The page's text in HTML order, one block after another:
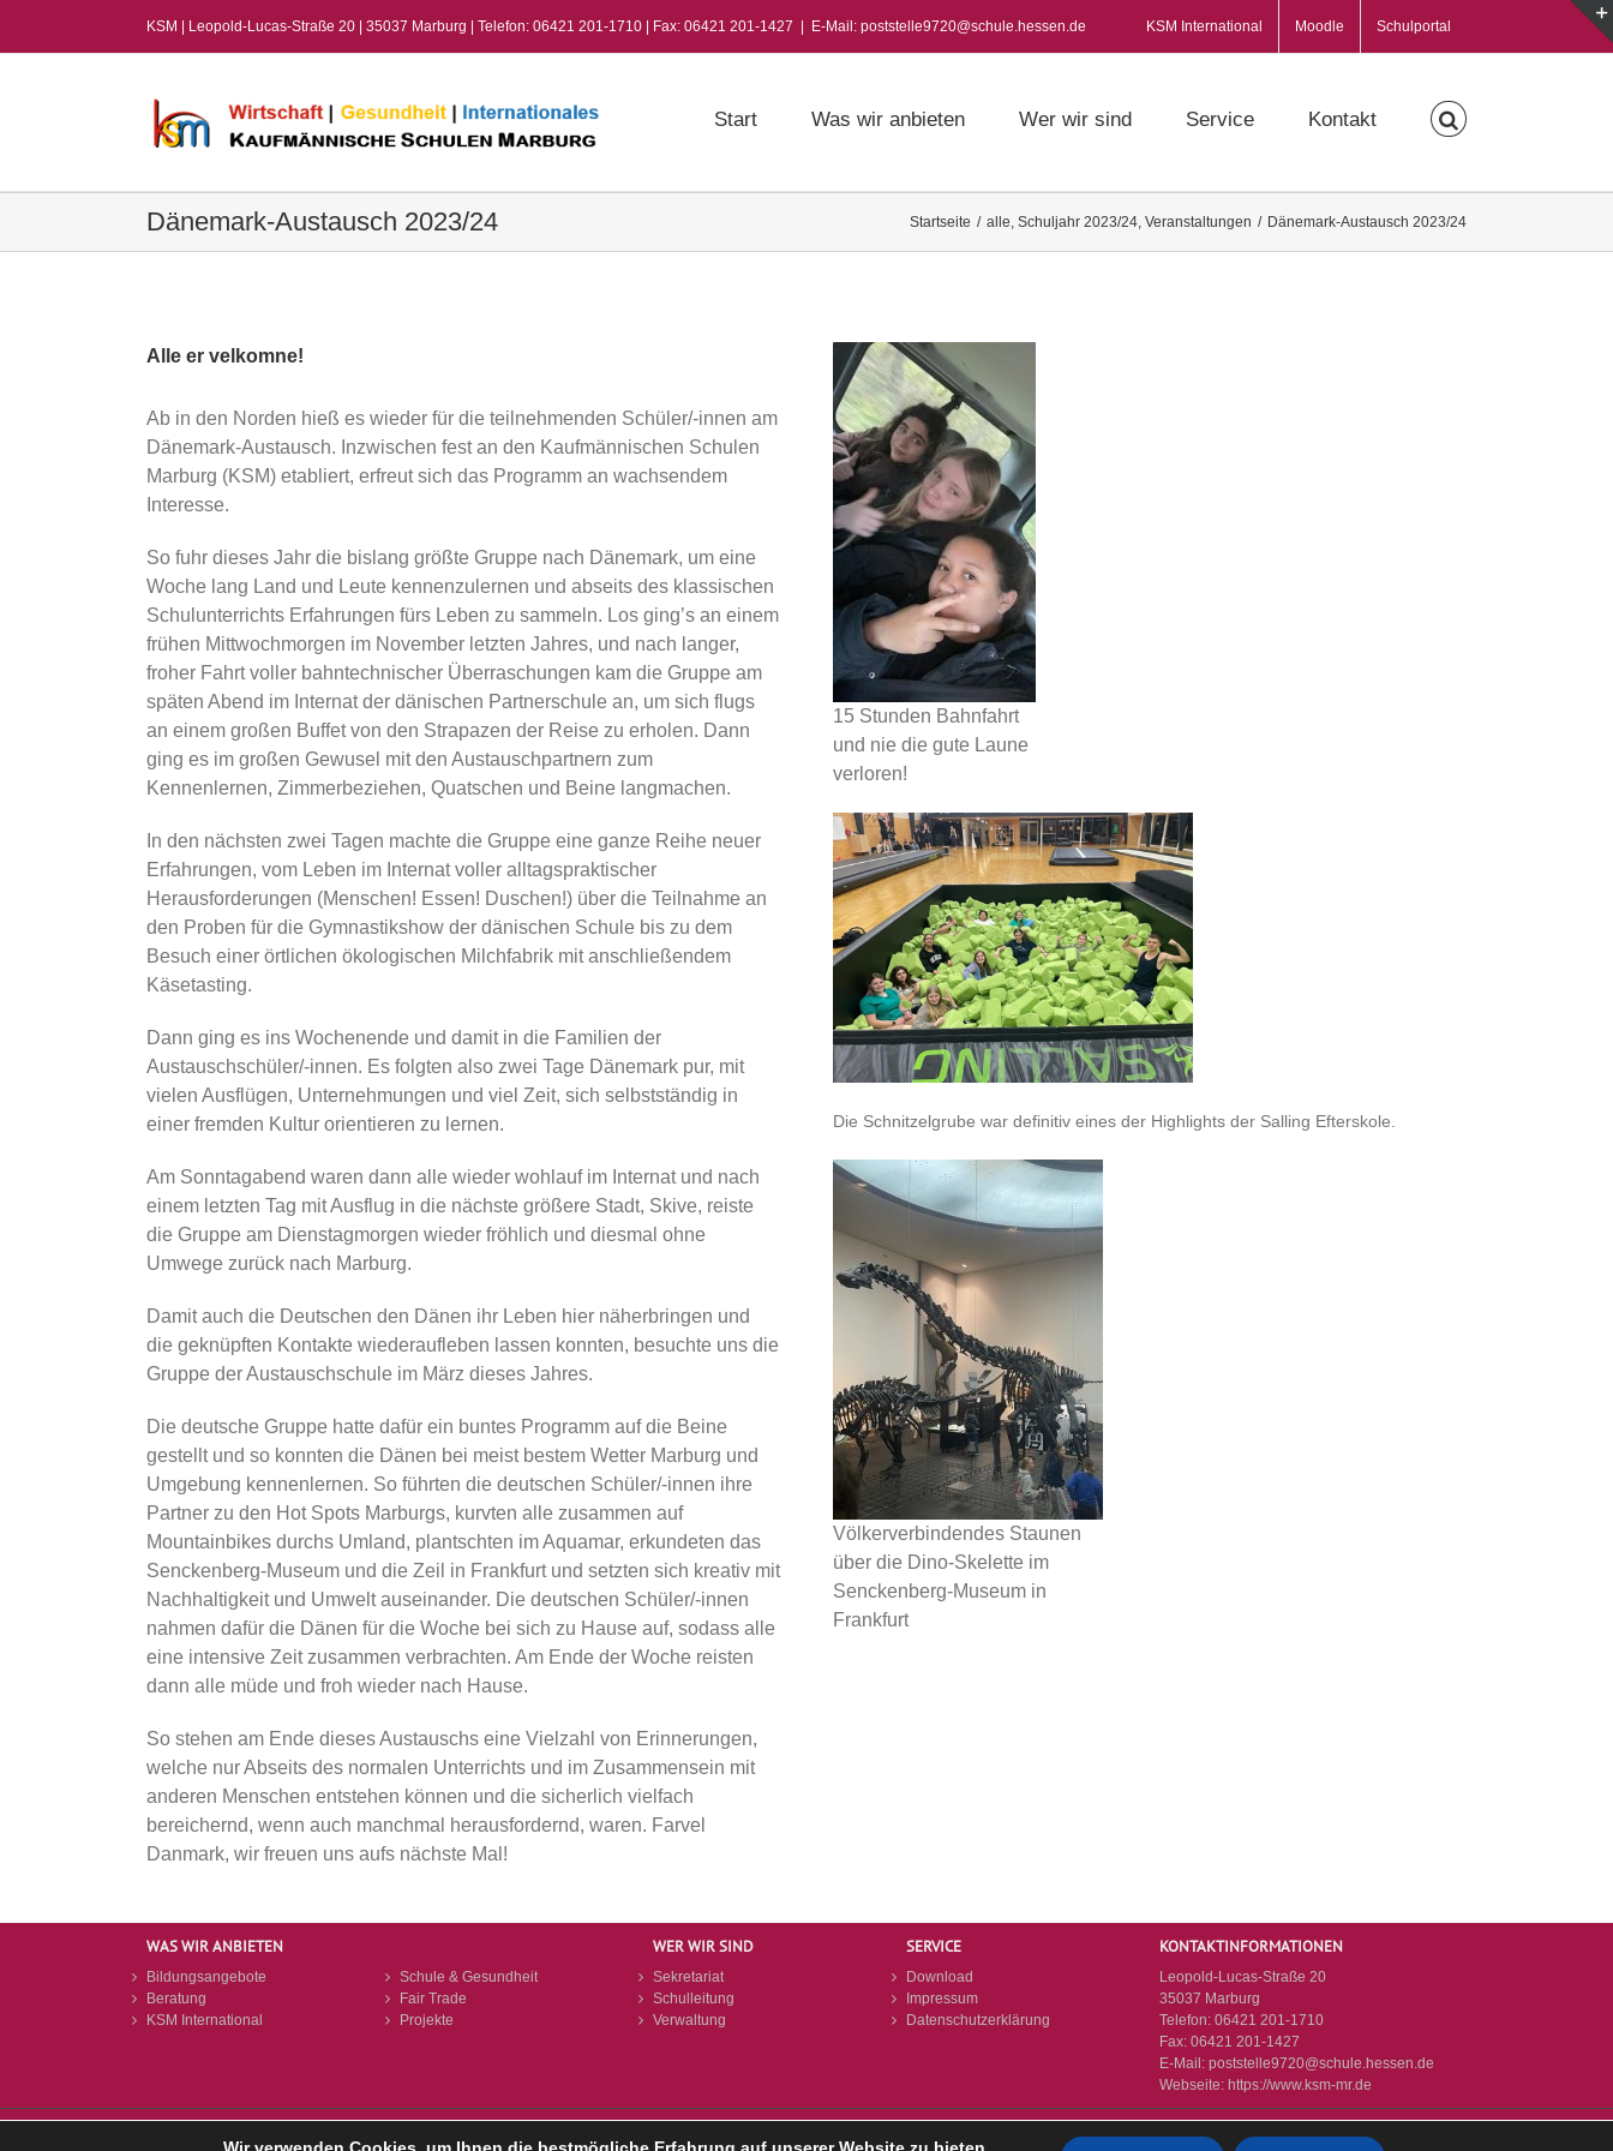
KSM | Leopold-Lucas-Straße 20 | 35037 Marburg | Telefon: 06421 201-1710 | Fax: 06421 201-1427 E-Mail: poststelle9720@schule.hessen.de KSM International Moodle Schulportal
Start Was wir anbieten Wer wir sind Service Kontakt
Dänemark-Austausch 2023/24 Startseite / alle, Schuljahr 2023/24, Veranstaltungen / Dänemark-Austausch 2023/24
Alle er velkomne!
Ab in den Norden hieß es wieder für die teilnehmenden Schüler/-innen am
Dänemark-Austausch. Inzwischen fest an den Kaufmännischen Schulen
Marburg (KSM) etabliert, erfreut sich das Programm an wachsendem
Interesse.
So fuhr dieses Jahr die bislang größte Gruppe nach Dänemark, um eine
Woche lang Land und Leute kennenzulernen und abseits des klassischen
Schulunterrichts Erfahrungen fürs Leben zu sammeln. Los ging’s an einem
frühen Mittwochmorgen im November letzten Jahres, und nach langer,
froher Fahrt voller bahntechnischer Überraschungen kam die Gruppe am
späten Abend im Internat der dänischen Partnerschule an, um sich flugs
an einem großen Buffet von den Strapazen der Reise zu erholen. Dann
ging es im großen Gewusel mit den Austauschpartnern zum
Kennenlernen, Zimmerbeziehen, Quatschen und Beine langmachen.
In den nächsten zwei Tagen machte die Gruppe eine ganze Reihe neuer
Erfahrungen, vom Leben im Internat voller alltagspraktischer
Herausforderungen (Menschen! Essen! Duschen!) über die Teilnahme an
den Proben für die Gymnastikshow der dänischen Schule bis zu dem
Besuch einer örtlichen ökologischen Milchfabrik mit anschließendem
Käsetasting.
Dann ging es ins Wochenende und damit in die Familien der
Austauschschüler/-innen. Es folgten also zwei Tage Dänemark pur, mit
vielen Ausflügen, Unternehmungen und viel Zeit, sich selbstständig in
einer fremden Kultur orientieren zu lernen.
Am Sonntagabend waren dann alle wieder wohlauf im Internat und nach
einem letzten Tag mit Ausflug in die nächste größere Stadt, Skive, reiste
die Gruppe am Dienstagmorgen wieder fröhlich und diesmal ohne
Umwege zurück nach Marburg.
Damit auch die Deutschen den Dänen ihr Leben hier näherbringen und
die geknüpften Kontakte wiederaufleben lassen konnten, besuchte uns die
Gruppe der Austauschschule im März dieses Jahres.
Die deutsche Gruppe hatte dafür ein buntes Programm auf die Beine
gestellt und so konnten die Dänen bei meist bestem Wetter Marburg und
Umgebung kennenlernen. So führten die deutschen Schüler/-innen ihre
Partner zu den Hot Spots Marburgs, kurvten alle zusammen auf
Mountainbikes durchs Umland, plantschten im Aquamar, erkundeten das
Senckenberg-Museum und die Zeil in Frankfurt und setzten sich kreativ mit
Nachhaltigkeit und Umwelt auseinander. Die deutschen Schüler/-innen
nahmen dafür die Dänen für die Woche bei sich zu Hause auf, sodass alle
eine intensive Zeit zusammen verbrachten. Am Ende der Woche reisten
dann alle müde und froh wieder nach Hause.
So stehen am Ende dieses Austauschs eine Vielzahl von Erinnerungen,
welche nur Abseits des normalen Unterrichts und im Zusammensein mit
anderen Menschen entstehen können und die sicherlich vielfach
bereichernd, wenn auch manchmal herausfordernd, waren. Farvel
Danmark, wir freuen uns aufs nächste Mal!
15 Stunden Bahnfahrt
und nie die gute Laune
verloren!
Die Schnitzelgrube war definitiv eines der Highlights der Salling Efterskole.
Völkerverbindendes Staunen
über die Dino-Skelette im
Senckenberg-Museum in
Frankfurt
WAS WIR ANBIETEN
Bildungsangebote
Beratung
KSM International
Schule & Gesundheit
Fair Trade
Projekte
WER WIR SIND
Sekretariat
Schulleitung
Verwaltung
SERVICE
Download
Impressum
Datenschutzerklärung
KONTAKTINFORMATIONEN
Leopold-Lucas-Straße 20
35037 Marburg
Telefon: 06421 201-1710
Fax: 06421 201-1427
E-Mail: poststelle9720@schule.hessen.de
Webseite: https://www.ksm-mr.de
© KSM 2026 - Letzte Änderung: 14.07.2026